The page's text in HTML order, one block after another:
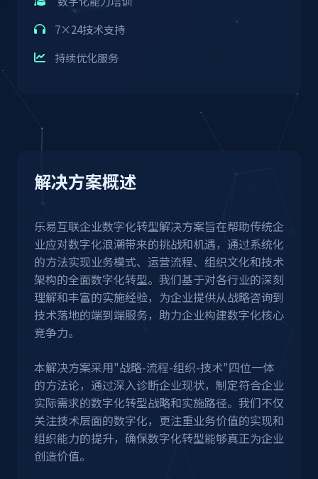
解决方案概述
乐易互联企业数字化转型解决方案旨在帮助传统企
业应对数字化浪潮带来的挑战和机遇，通过系统化
的方法实现业务模式、运营流程、组织文化和技术
架构的全面数字化转型。我们基于对各行业的深刻
理解和丰富的实施经验，为企业提供从战略咨询到
技术落地的端到端服务，助力企业构建数字化核心
竞争力。
本解决方案采用"战略-流程-组织-技术"四位一体
的方法论，通过深入诊断企业现状，制定符合企业
实际需求的数字化转型战略和实施路径。我们不仅
关注技术层面的数字化，更注重业务价值的实现和
组织能力的提升，确保数字化转型能够真正为企业
创造价值。
7×24技术支持
持续优化服务